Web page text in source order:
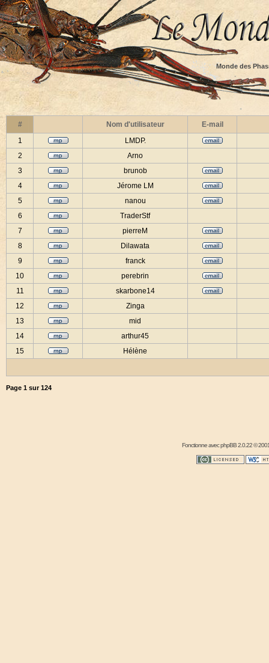
Monde des
# Nom d'utilisateur
E-mail
1
LMDP.
2
Arno
3
brunob
4
Jérome LM
5
nanou
6
TraderStf
7
pierreM
8
Dilawata
9
franck
10
perebrin
11
skarbone14
12
Zinga
13
mid
14
arthur45
15
Hélène
Page 1 sur124
Fonctionne avecphpBB2.0.22 ©